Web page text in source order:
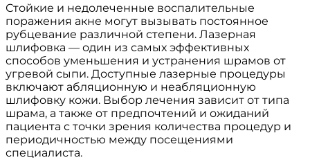
Стойкие и недолеченные воспалительные
поражения акне могут вызывать постоянное
рубцевание различной степени. Лазерная
шлифовка — один из самых эффективных
способов уменьшения и устранения шрамов от
угревой сыпи. Доступные лазерные процедуры
включают абляционную и неабляционную
шлифовку кожи. Выбор лечения зависит от типа
шрама, а также от предпочтений и ожиданий
пациента с точки зрения количества процедур и
периодичностью между посещениями
специалиста.